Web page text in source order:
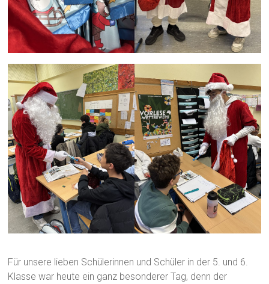
Für unsere lieben Schülerinnen und Schüler in der 5. und 6.
Klasse war heute ein ganz besonderer Tag, denn der